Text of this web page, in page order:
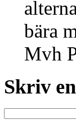
bära
Mvh
Skriv